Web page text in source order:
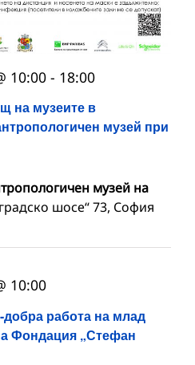
на музеите в
музей при
10:00 - 18:00
музей на
шосе“ 73, София
добра работа на млад
Фондация „Стефан
10:00